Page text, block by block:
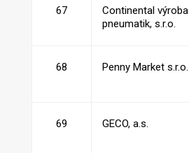
67
Continental výroba
pneumatik, s.r.o.
68 Penny Market s.r.o.
69 GECO, a.s.